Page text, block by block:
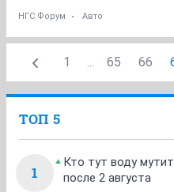
НГС.Форум Авто
1 ... 65 66
ТОП 5
1
Кто тут воду
после 2 августа